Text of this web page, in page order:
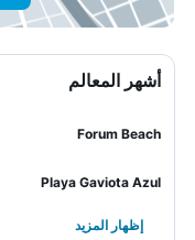
أشهر المعالم
Forum Beach
Playa Gaviota Azul
إظهار المزيد